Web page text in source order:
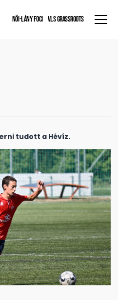
NŐI-LÁNY FOCI VLS GRASSROOTS
tudott a Hévíz.